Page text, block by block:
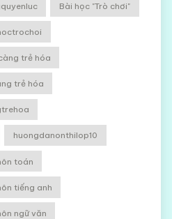
Bài học "Trò chơi"
trẻ hóa
trẻ hóa
huongdanonthilop10
toán
tiếng anh
ngữ văn